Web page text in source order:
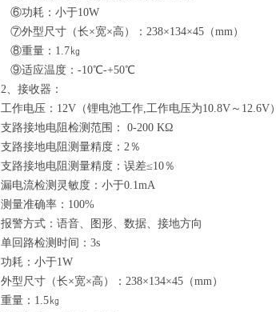
⑥功耗：小于10W
⑦外型尺寸（长×宽×高）：238×134×45（mm）
⑧重量：1.7㎏
⑨适应温度：-10℃-+50℃
2、接收器：
工作电压：12V（锂电池工作,工作电压为10.8V～12.6V）
支路接地电阻检测范围： 0-200 KΩ
支路接地电阻测量精度：2％
支路接地电阻测量精度：误差≤10％
漏电流检测灵敏度：小于0.1mA
测量准确率：100%
报警方式：语音、图形、数据、接地方向
单回路检测时间：3s
功耗：小于1W
外型尺寸（长×宽×高）：238×134×45（mm）
重量：1.5㎏